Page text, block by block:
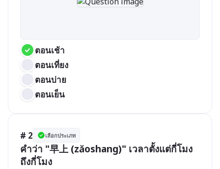
ตอนเช้า
ตอนเที่ยง
ตอนบ่าย
ตอนเย็น
# 2 เลือกประเภท
คำว่า "早上 (zǎoshang)" เวลาตั้งแต่กี่โมง
ถึงกี่โมง